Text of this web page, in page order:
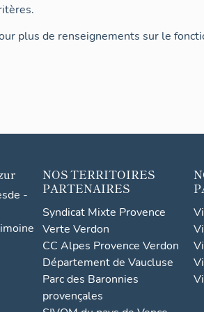
plus de renseignements sur le
-
NOS TERRITOIRES
PARTENAIRES
Syndicat Mixte Provence
Verte Verdon
CC Alpes Provence Verdon
Département de Vaucluse
Parc des Baronnies
provençales